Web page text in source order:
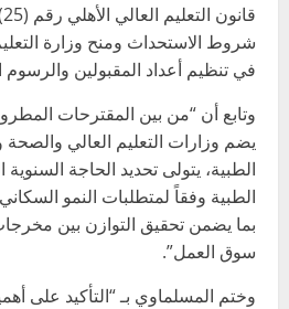
شروط الاستحداث ومنح وزارة
في تنظيم أعداد المقبولين والرسوم
وتابع أن “من بين المقترحات
يضم وزارات التعليم العالي والصحة
الطبية، يتولى تحديد الحاجة
الطبية وفقاً لمتطلبات النمو
بما يضمن تحقيق التوازن بين
سوق العمل”.
وختم المسلماوي بـ “التأكيد على